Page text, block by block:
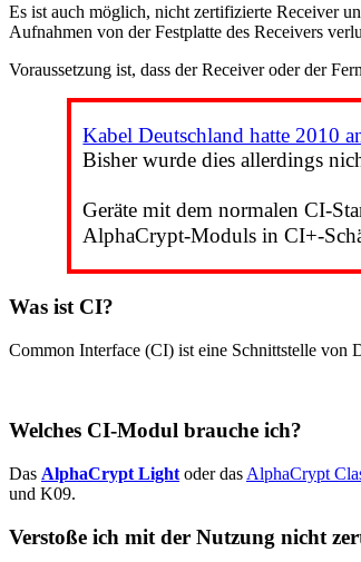
Es ist auch möglich, nicht zertifizierte Receiver
Aufnahmen von der Festplatte des Receivers
Voraussetzung ist, dass der Receiver oder der
Kabel Deutschland hatte 2010
Bisher wurde dies allerdings
Geräte mit dem normalen CI-
AlphaCrypt-Moduls in CI+-
Was ist CI?
Common Interface (CI) ist eine Schnittstelle von
Welches CI-Modul brauche ich?
Das AlphaCrypt Light oder das AlphaCrypt
und K09.
Verstoße ich mit der Nutzung nicht